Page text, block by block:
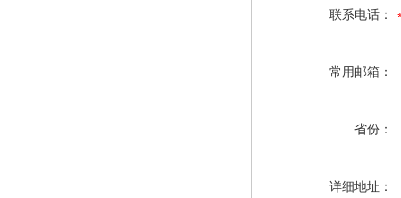
联系电话：
常用邮箱：
省份：
详细地址：